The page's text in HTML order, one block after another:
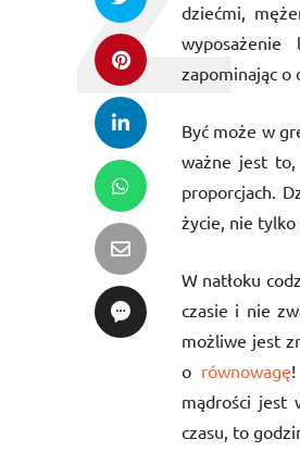
dziećmi,
wyposażenie
zapominając o
Być może w
ważne jest
proporcjach.
życie, nie tylko
W natłoku
czasie i nie
możliwe jest
o równowagę
mądrości jest
czasu, to